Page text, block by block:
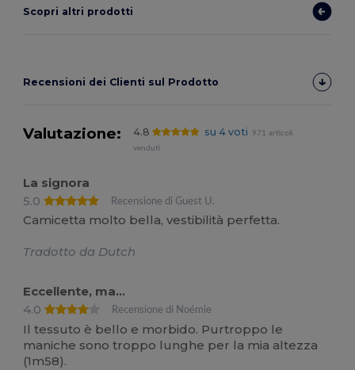
Scopri altri prodotti
Recensioni dei Clienti sul Prodotto
Valutazione: 4.8 su 4 voti
971 articoli
venduti
La signora
5.0
Recensione di Guest U.
Camicetta molto bella, vestibilità perfetta.
Tradotto da Dutch
Eccellente, ma...
4.0
Recensione di Noémie
Il tessuto è bello e morbido. Purtroppo le
maniche sono troppo lunghe per la mia altezza
(1m58).